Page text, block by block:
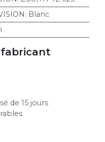
: Blanc
de 15 jours